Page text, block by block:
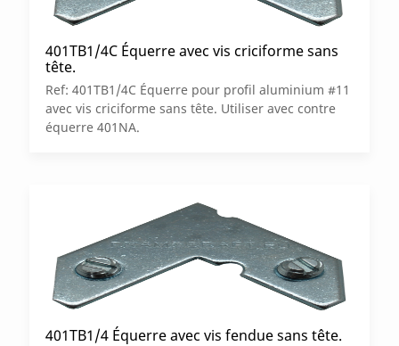
401TB1/4C Équerre avec vis criciforme sans
tête.
Ref: 401TB1/4C Équerre pour profil aluminium #11
avec vis criciforme sans tête. Utiliser avec contre
équerre 401NA.
401TB1/4 Équerre avec vis fendue sans tête.